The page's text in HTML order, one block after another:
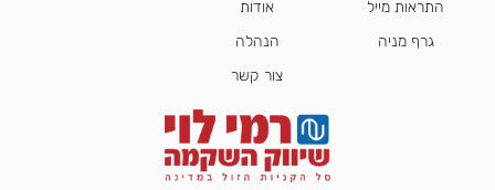
התראות מייל
גרף מניה
אודות
הנהלה
צור קשר